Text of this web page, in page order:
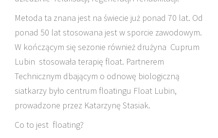
Metoda ta znana jest na świecie już ponad 70 lat. Od
ponad 50 lat stosowana jest w sporcie zawodowym.
W kończącym się sezonie również drużyna Cuprum
Lubin stosowała terapię float. Partnerem
Technicznym dbającym o odnowę biologiczną
siatkarzy było centrum floatingu Float Lubin,
prowadzone przez Katarzynę Stasiak.
Co to jest floating?